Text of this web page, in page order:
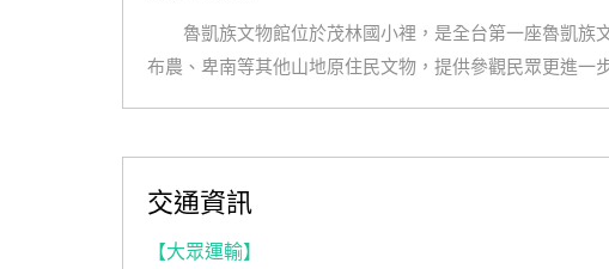
魯凱族文物館位於茂林國小裡，是全台第一座魯凱族
布農、卑南等其他山地原住民文物，提供參觀民眾更進一
交通資訊
【大眾運輸】